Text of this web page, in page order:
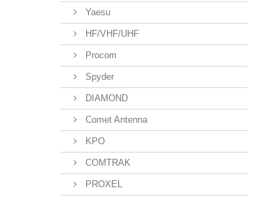
Yaesu
HF/VHF/UHF
Procom
Spyder
DIAMOND
Comet Antenna
KPO
COMTRAK
PROXEL